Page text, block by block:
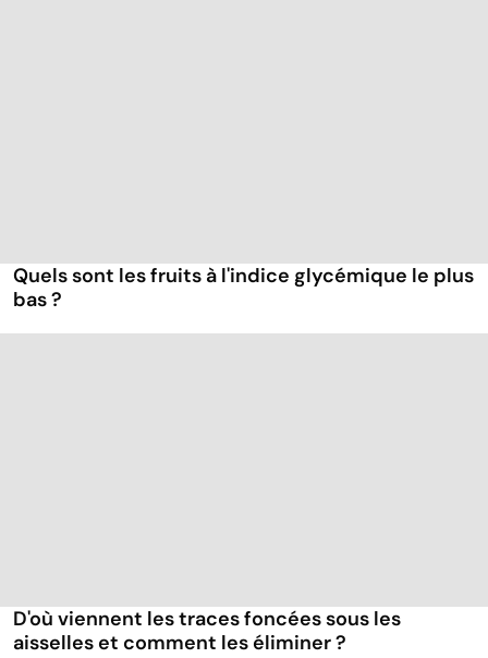
Quels sont les fruits à l'indice glycémique le plus
bas ?
D'où viennent les traces foncées sous les
aisselles et comment les éliminer ?